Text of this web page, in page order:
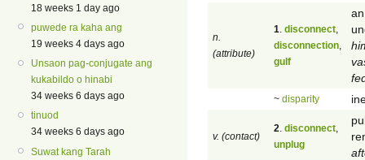
18 weeks 1 day ago
puwede ra kaha ang
19 weeks 4 days ago
Unsaon pag-conjugate ang
kukabildo o hinabi
34 weeks 6 days ago
tinuod
34 weeks 6 days ago
Suwat kang Tarah
n.
(attribute)
1 disconnect
disconnection
gulf
~ disparity
v. (contact)
2 disconnect
unplug